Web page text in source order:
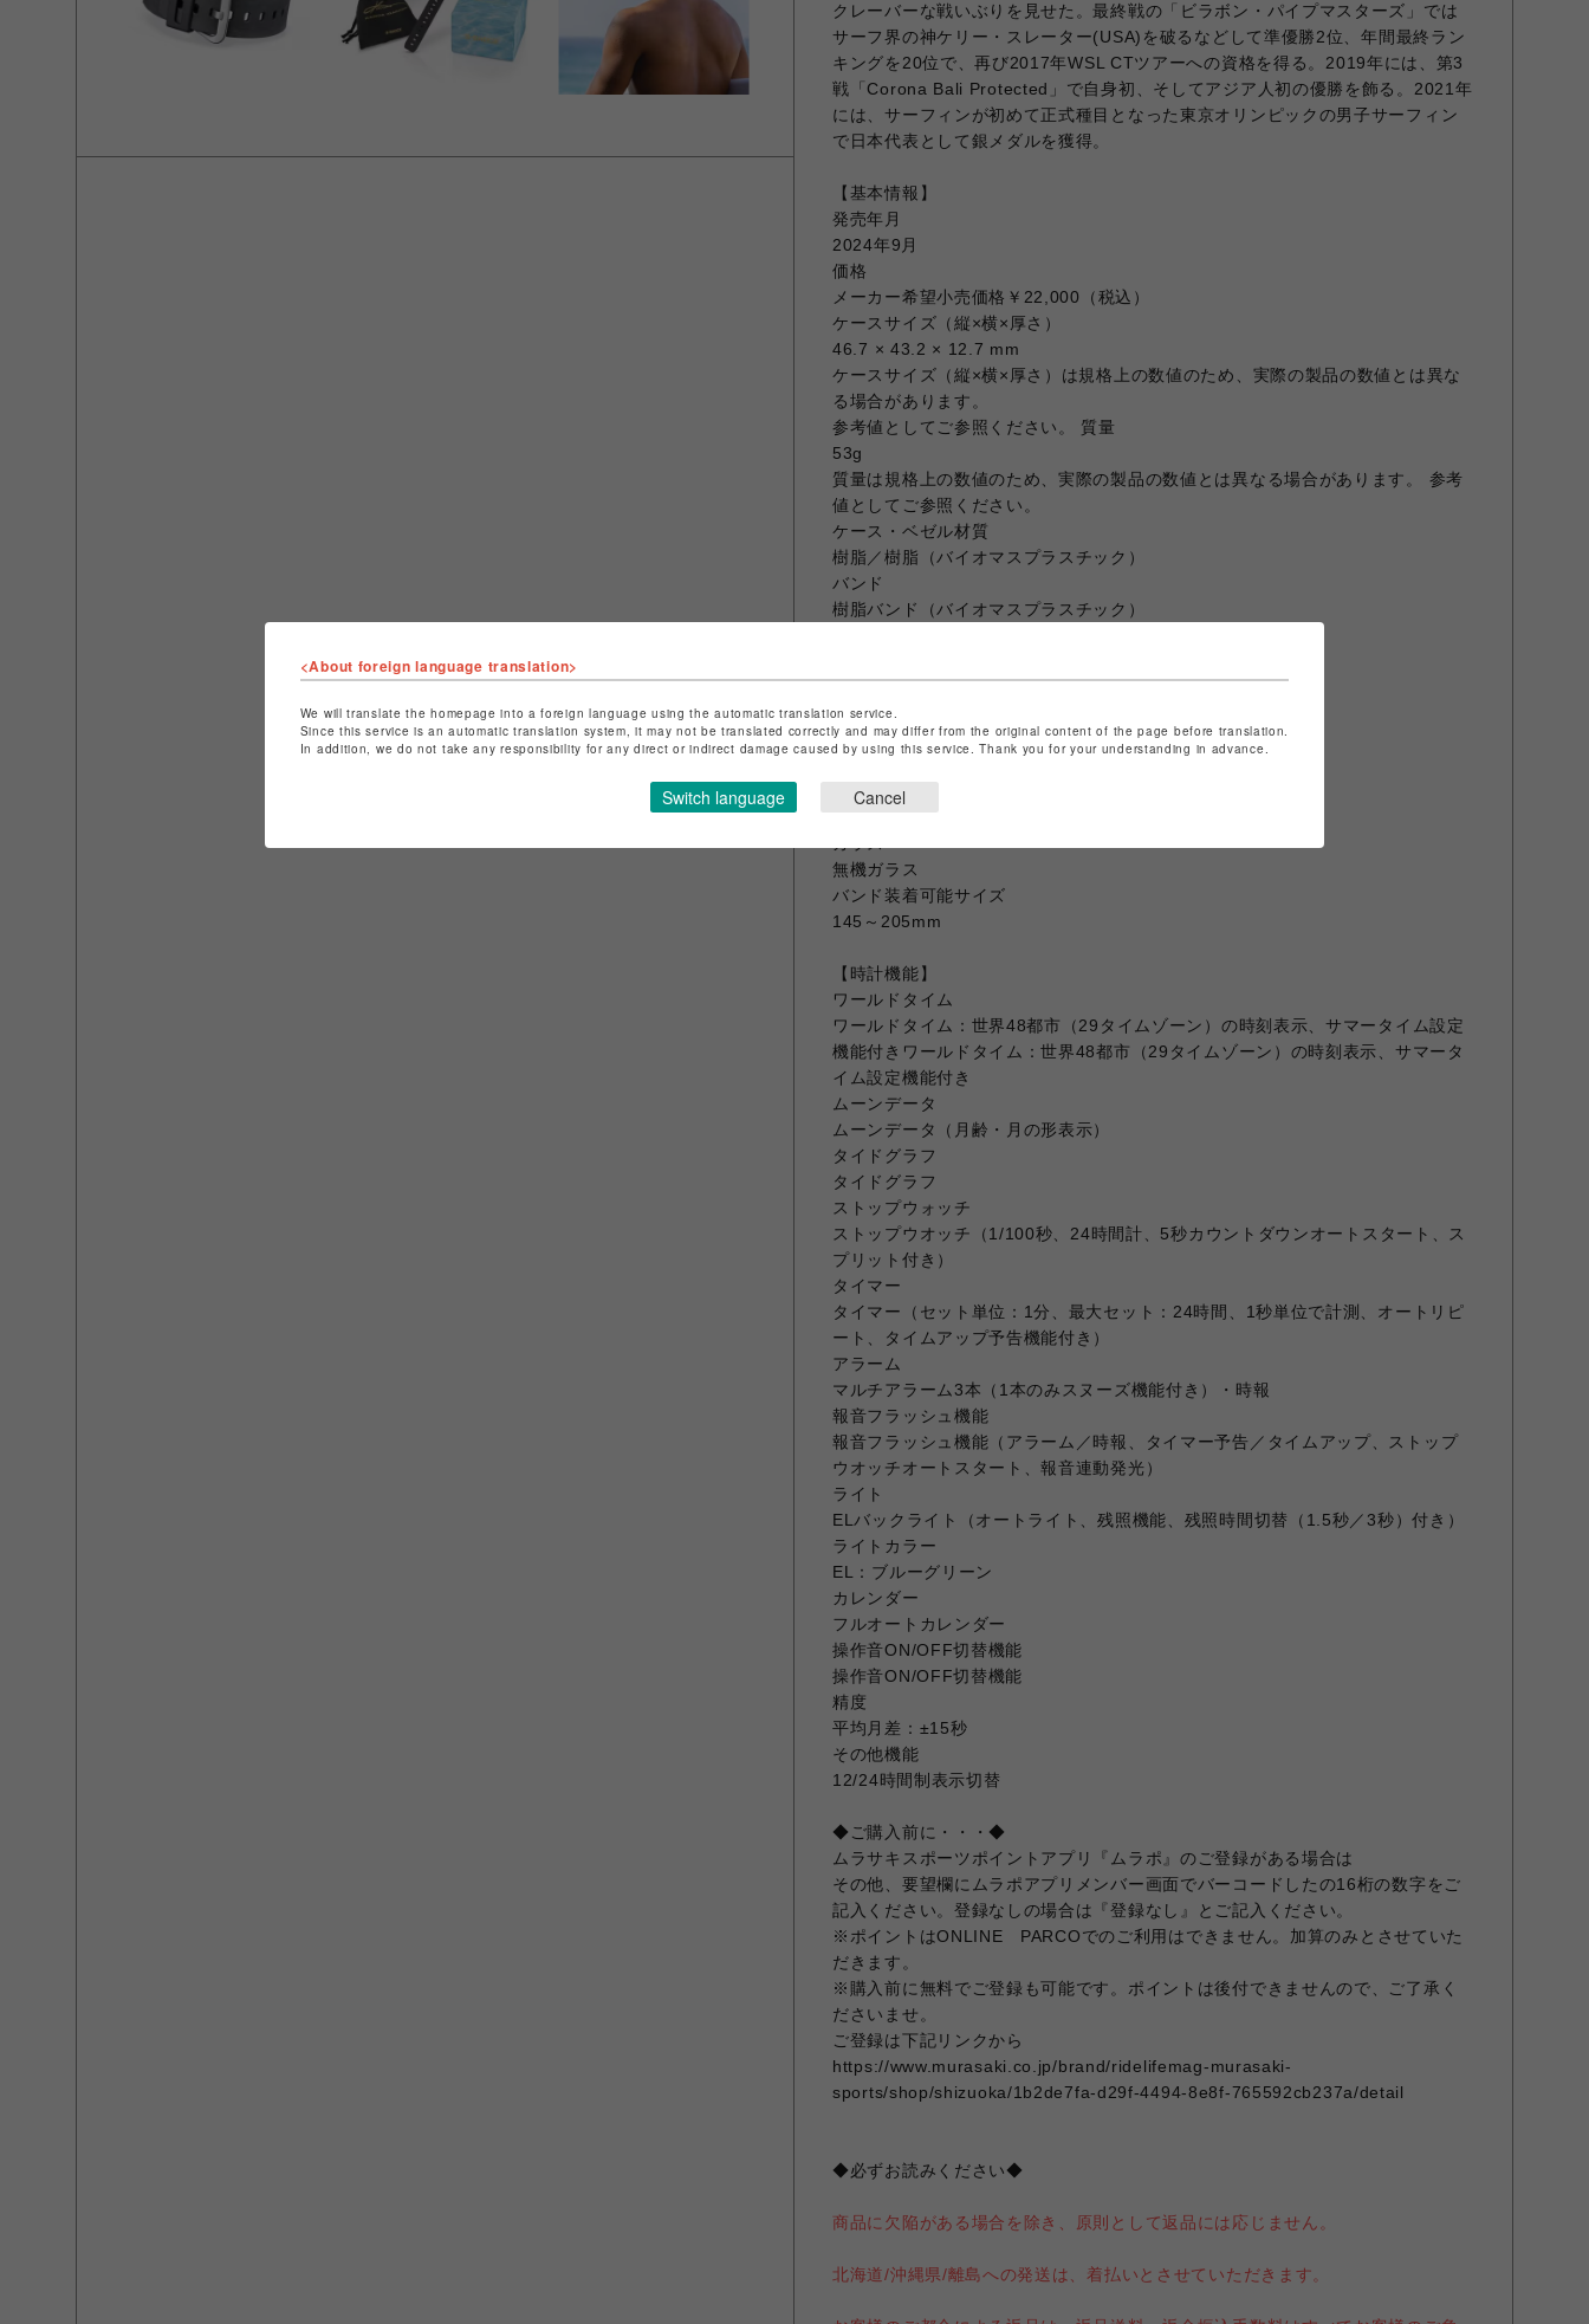
クレーバーな戦いぶりを見せた。最終戦の「ビラボン・パイプマスターズ」では
サーフ界の神ケリー・スレーター(USA)を破るなどして準優勝2位、年間最終ラン
キングを20位で、再び2017年WSL CTツアーへの資格を得る。2019年には、第3
戦「Corona Bali Protected」で自身初、そしてアジア人初の優勝を飾る。2021年
には、サーフィンが初めて正式種目となった東京オリンピックの男子サーフィン
で日本代表として銀メダルを獲得。
【基本情報】
発売年月
2024年9月
価格
メーカー希望小売価格￥22,000（税込）
ケースサイズ（縦×横×厚さ）
46.7 × 43.2 × 12.7 mm
ケースサイズ（縦×横×厚さ）は規格上の数値のため、実際の製品の数値とは異な
る場合があります。
参考値としてご参照ください。 質量
53g
質量は規格上の数値のため、実際の製品の数値とは異なる場合があります。 参考
値としてご参照ください。
ケース・ベゼル材質
樹脂／樹脂（バイオマスプラスチック）
バンド
樹脂バンド（バイオマスプラスチック）
防水性
20気圧防水
使用電源・電池寿命
【外装】
無機ガラス
バンド装着可能サイズ
145～205mm
【時計機能】
ワールドタイム
ワールドタイム：世界48都市（29タイムゾーン）の時刻表示、サマータイム設定
機能付きワールドタイム：世界48都市（29タイムゾーン）の時刻表示、サマータ
イム設定機能付き
ムーンデータ
ムーンデータ（月齢・月の形表示）
タイドグラフ
タイドグラフ
ストップウォッチ
ストップウオッチ（1/100秒、24時間計、5秒カウントダウンオートスタート、ス
プリット付き）
タイマー
タイマー（セット単位：1分、最大セット：24時間、1秒単位で計測、オートリピ
ート、タイムアップ予告機能付き）
アラーム
マルチアラーム3本（1本のみスヌーズ機能付き）・時報
報音フラッシュ機能
報音フラッシュ機能（アラーム／時報、タイマー予告／タイムアップ、ストップ
ウオッチオートスタート、報音連動発光）
ライト
ELバックライト（オートライト、残照機能、残照時間切替（1.5秒／3秒）付き）
ライトカラー
EL：ブルーグリーン
カレンダー
フルオートカレンダー
操作音ON/OFF切替機能
操作音ON/OFF切替機能
精度
平均月差：±15秒
その他機能
12/24時間制表示切替
◆ご購入前に・・・◆
ムラサキスポーツポイントアプリ『ムラポ』のご登録がある場合は
その他、要望欄にムラポアプリメンバー画面でバーコードしたの16桁の数字をご
記入ください。登録なしの場合は『登録なし』とご記入ください。
※ポイントはONLINE PARCOでのご利用はできません。加算のみとさせていた
だきます。
※購入前に無料でご登録も可能です。ポイントは後付できませんので、ご了承く
ださいませ。
ご登録は下記リンクから
https://www.murasaki.co.jp/brand/ridelifemag-murasaki-
sports/shop/shizuoka/1b2de7fa-d29f-4494-8e8f-765592cb237a/detail
◆必ずお読みください◆
商品に欠陥がある場合を除き、原則として返品には応じません。
北海道/沖縄県/離島への発送は、着払いとさせていただきます。
<About foreign language translation>
We will translate the homepage into a foreign language using the automatic translation service.
Since this service is an automatic translation system, it may not be translated correctly and may differ from the original content of the page before translation.
In addition, we do not take any responsibility for any direct or indirect damage caused by using this service. Thank you for your understanding in advance.
Switch language Cancel